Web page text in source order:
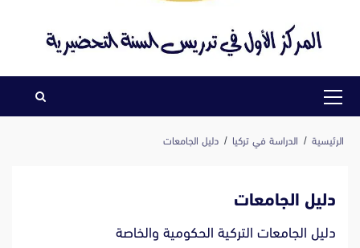
القائمة
الرئيسية الدراسة في تركيا دليل الجامعات
دليل الجامعات
دليل الجامعات التركية الحكومية والخاصة